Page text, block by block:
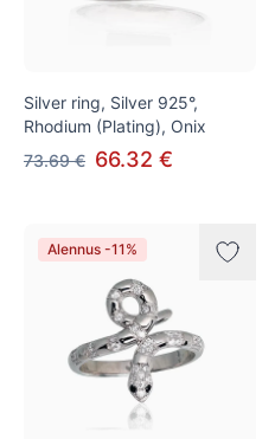
Silver ring, Silver 925°,
Rhodium (Plating), Onix
73.69 € 66.32 €
Alennus -11%